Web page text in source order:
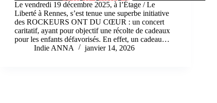
Le vendredi 19 décembre 2025, à l’Étage / Le
Liberté à Rennes, s’est tenue une superbe initiative
des ROCKEURS ONT DU CŒUR : un concert
caritatif, ayant pour objectif une récolte de cadeaux
pour les enfants défavorisés. En effet, un cadeau…
Indie ANNA
janvier 14, 2026